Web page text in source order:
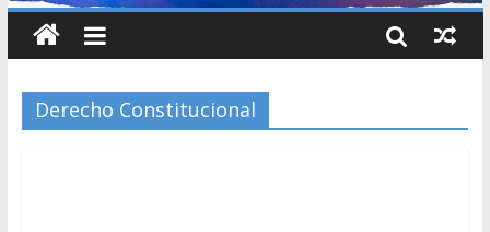
Derecho Constitucional